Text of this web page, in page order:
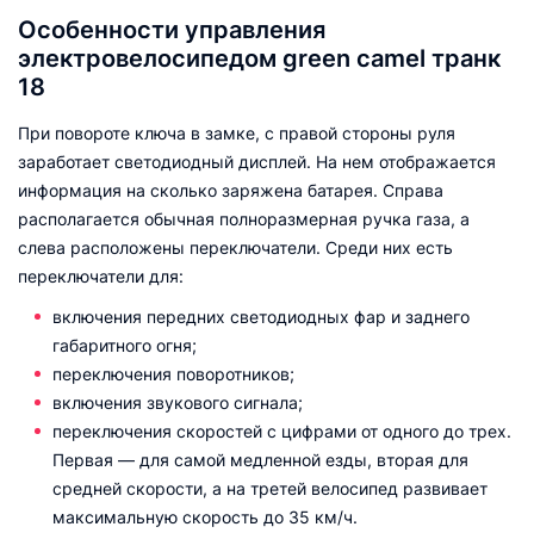
Особенности управления
электровелосипедом green camel транк
18
При повороте ключа в замке, с правой стороны руля
заработает светодиодный дисплей. На нем отображается
информация на сколько заряжена батарея. Справа
располагается обычная полноразмерная ручка газа, а
слева расположены переключатели. Среди них есть
переключатели для:
включения передних светодиодных фар и заднего
габаритного огня;
переключения поворотников;
включения звукового сигнала;
переключения скоростей с цифрами от одного до трех.
Первая — для самой медленной езды, вторая для
средней скорости, а на третей велосипед развивает
максимальную скорость до 35 км/ч.